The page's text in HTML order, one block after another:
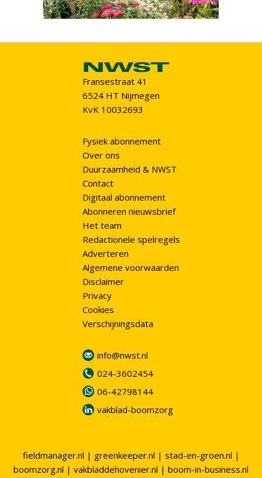
Fransestraat 41
6524 HT Nijmegen
KvK 10032693
Fysiek abonnement
Over ons
Duurzaamheid & NWST
Contact
Digitaal abonnement
Abonneren nieuwsbrief
Het team
Redactionele spelregels
Adverteren
Algemene voorwaarden
Disclaimer
Privacy
Cookies
Verschijningsdata
info@nwst.nl
024-3602454
06-42798144
vakblad-boomzorg
fieldmanager.nl | greenkeeper.nl | stad-en-groen.nl |
boomzorg.nl | vakbladdehovenier.nl | boom-in-business.nl